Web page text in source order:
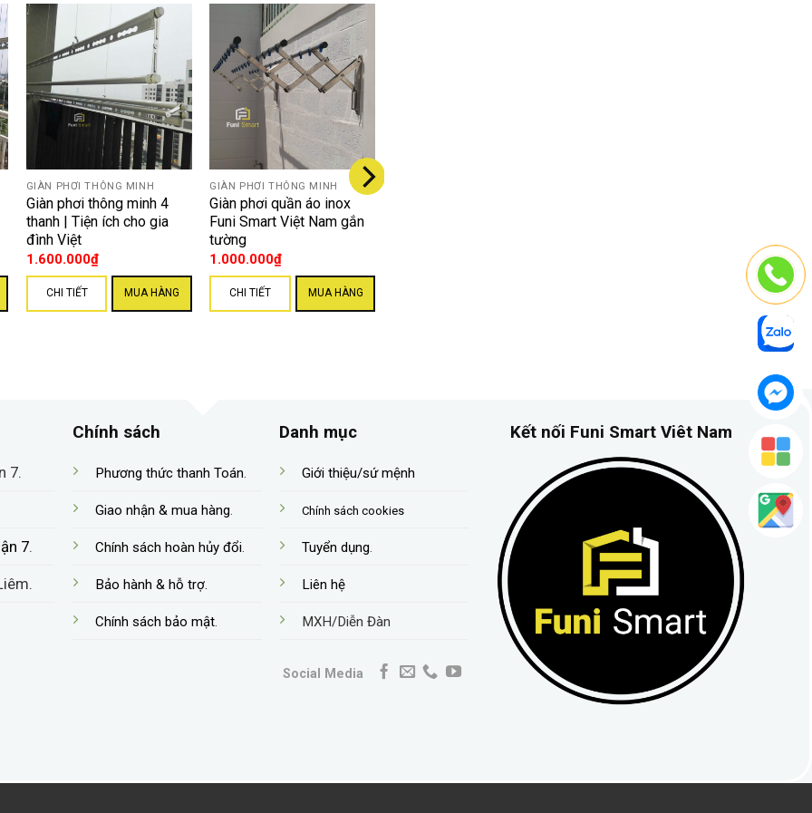
GIÀN PHƠI THÔNG MINH
Giàn phơi thông minh 4
thanh | Tiện ích cho gia
đình Việt
1.600.000₫
CHI TIẾT MUA HÀNG
GIÀN PHƠI THÔNG MINH
Giàn phơi quần áo inox
Funi Smart Việt Nam gắn
tường
1.000.000₫
CHI TIẾT MUA HÀNG
7.
7.
Chính sách
Phương thức thanh Toán.
Giao nhận & mua hàng.
Chính sách hoàn hủy đổi.
Bảo hành & hỗ trợ.
Chính sách bảo mật.
Danh mục
Giới thiệu/sứ mệnh
Chính sách cookies
Tuyển dụng.
Liên hệ
MXH/Diễn Đàn
Social Media
Kết nối Funi Smart Viêt Nam